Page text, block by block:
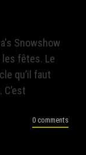
Snowshow
les fêtes. Le
qu’il faut
0 comments